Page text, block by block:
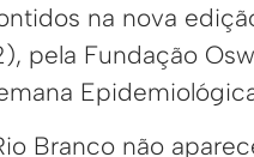
na nova
pela Fundação
Branco não